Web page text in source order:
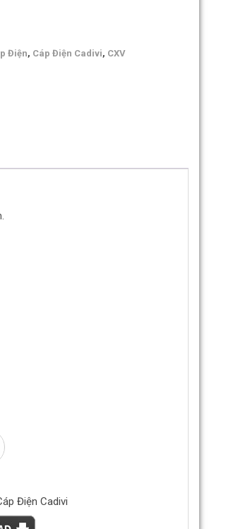
Điện, Cáp Điện Cadivi, CXV
Điện Cadivi